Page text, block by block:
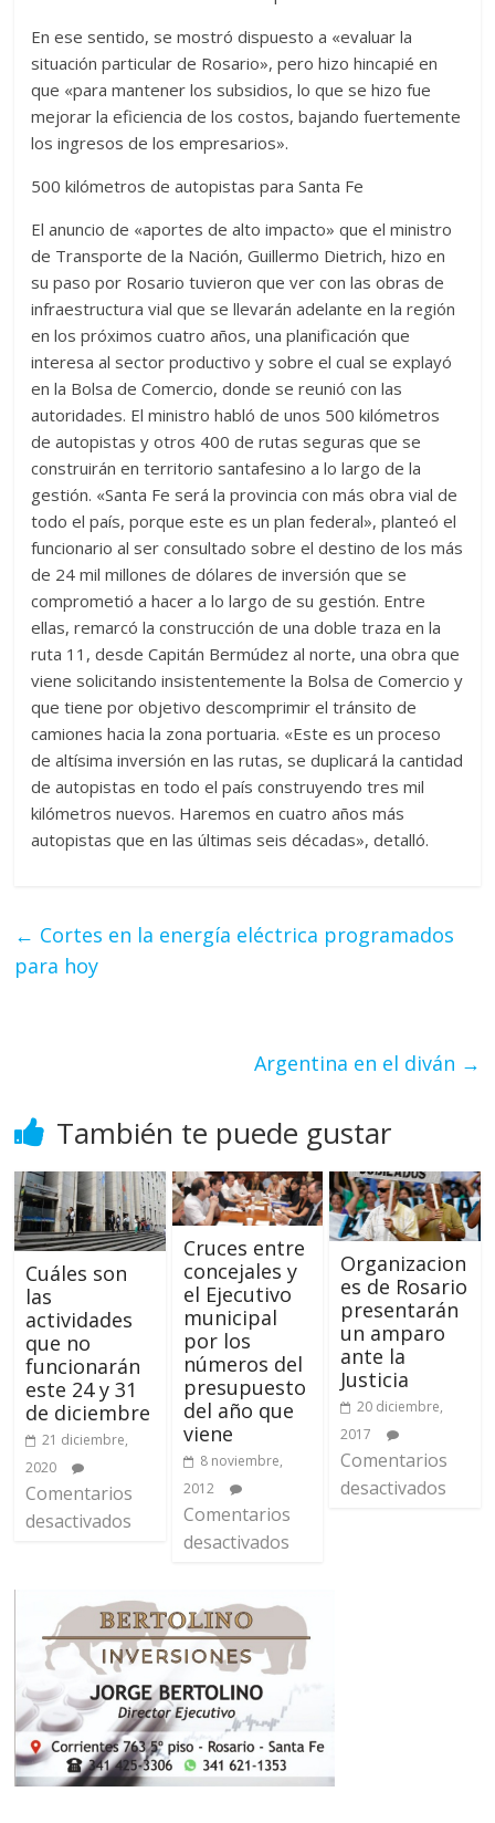
En ese sentido, se mostró dispuesto a «evaluar la
situación particular de Rosario», pero hizo hincapié en
que «para mantener los subsidios, lo que se hizo fue
mejorar la eficiencia de los costos, bajando fuertemente
los ingresos de los empresarios».
500 kilómetros de autopistas para Santa Fe
El anuncio de «aportes de alto impacto» que el ministro
de Transporte de la Nación, Guillermo Dietrich, hizo en
su paso por Rosario tuvieron que ver con las obras de
infraestructura vial que se llevarán adelante en la región
en los próximos cuatro años, una planificación que
interesa al sector productivo y sobre el cual se explayó
en la Bolsa de Comercio, donde se reunió con las
autoridades. El ministro habló de unos 500 kilómetros
de autopistas y otros 400 de rutas seguras que se
construirán en territorio santafesino a lo largo de la
gestión. «Santa Fe será la provincia con más obra vial de
todo el país, porque este es un plan federal», planteó el
funcionario al ser consultado sobre el destino de los más
de 24 mil millones de dólares de inversión que se
comprometió a hacer a lo largo de su gestión. Entre
ellas, remarcó la construcción de una doble traza en la
ruta 11, desde Capitán Bermúdez al norte, una obra que
viene solicitando insistentemente la Bolsa de Comercio y
que tiene por objetivo descomprimir el tránsito de
camiones hacia la zona portuaria. «Este es un proceso
de altísima inversión en las rutas, se duplicará la cantidad
de autopistas en todo el país construyendo tres mil
kilómetros nuevos. Haremos en cuatro años más
autopistas que en las últimas seis décadas», detalló.
← Cortes en la energía eléctrica programados
para hoy
Argentina en el diván →
También te puede gustar
Cuáles son
las
actividades
que no
funcionarán
este 24 y 31
de diciembre
21 diciembre,
2020
Comentarios
desactivados
Cruces entre
concejales y
el Ejecutivo
municipal
por los
números del
presupuesto
del año que
viene
8 noviembre,
2012
Comentarios
desactivados
Organizacion
es de Rosario
presentarán
un amparo
ante la
Justicia
20 diciembre,
2017
Comentarios
desactivados